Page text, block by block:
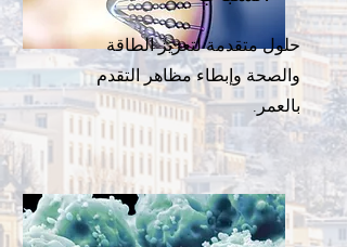
حلول متقدمة لتعزيز الطاقة
والصحة وإبطاء مظاهر التقدم
بالعمر.